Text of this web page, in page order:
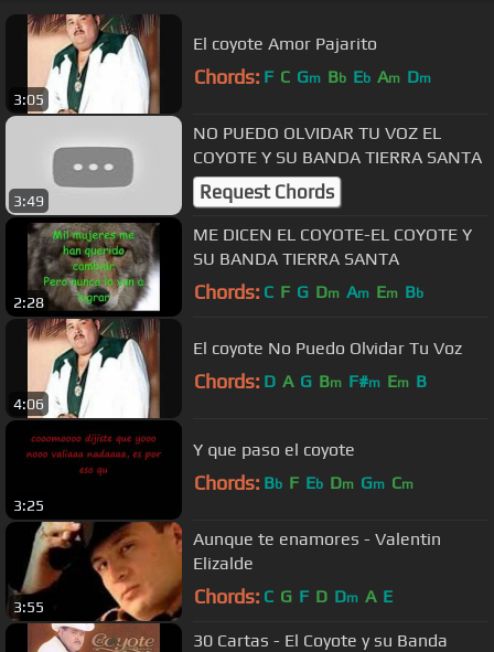
3:05
El coyote Amor Pajarito
Chords: F C Gm Bb Eb Am Dm
3:49
NO PUEDO OLVIDAR TU VOZ EL
COYOTE Y SU BANDA TIERRA SANTA
Request Chords
2:28
ME DICEN EL COYOTE-EL COYOTE Y
SU BANDA TIERRA SANTA
Chords: C F G Dm Am Em Bb
4:06
El coyote No Puedo Olvidar Tu Voz
Chords: D A G Bm F#m Em B
3:25
Y que paso el coyote
Chords: Bb F Eb Dm Gm Cm
3:55
Aunque te enamores - Valentin
Elizalde
Chords: C G F D Dm A E
30 Cartas - El Coyote y su Banda